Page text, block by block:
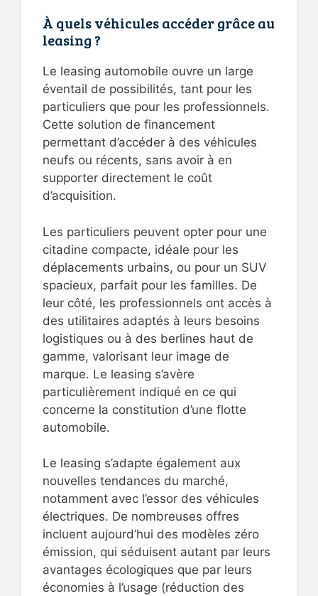
À quels véhicules accéder grâce au
leasing ?
Le leasing automobile ouvre un large
éventail de possibilités, tant pour les
particuliers que pour les professionnels.
Cette solution de financement
permettant d’accéder à des véhicules
neufs ou récents, sans avoir à en
supporter directement le coût
d’acquisition.
Les particuliers peuvent opter pour une
citadine compacte, idéale pour les
déplacements urbains, ou pour un SUV
spacieux, parfait pour les familles. De
leur côté, les professionnels ont accès à
des utilitaires adaptés à leurs besoins
logistiques ou à des berlines haut de
gamme, valorisant leur image de
marque. Le leasing s’avère
particulièrement indiqué en ce qui
concerne la constitution d’une flotte
automobile.
Le leasing s’adapte également aux
nouvelles tendances du marché,
notamment avec l’essor des véhicules
électriques. De nombreuses offres
incluent aujourd’hui des modèles zéro
émission, qui séduisent autant par leurs
avantages écologiques que par leurs
économies à l’usage (réduction des